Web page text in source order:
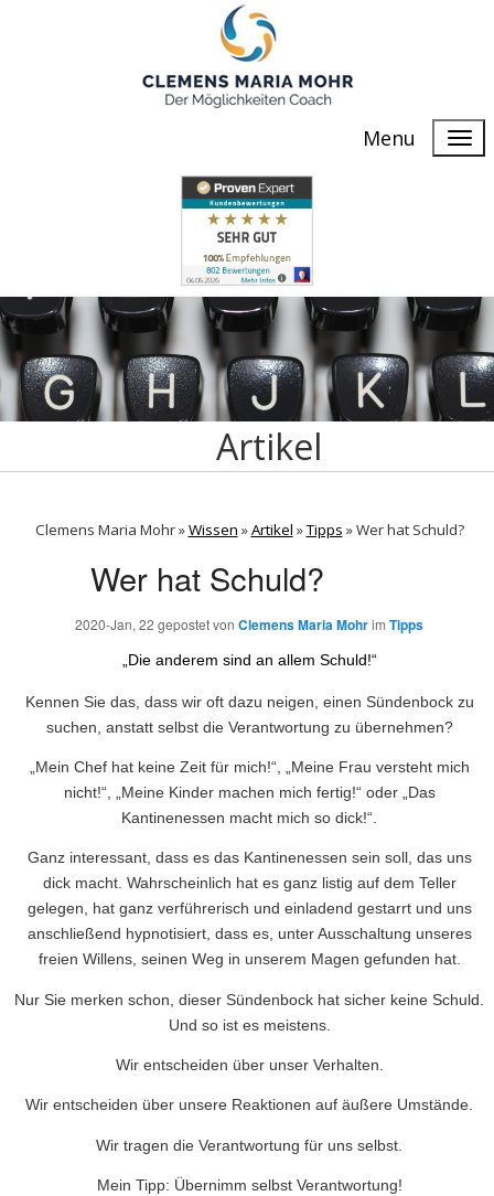
Menu
Artikel
Clemens Maria Mohr »Wissen »Artikel »Tipps »Wer hat Schuld?
Wer hat Schuld?
2020-Jan, 22 gepostet von Clemens Maria Mohrim Tipps
„Die anderem sind an allem Schuld!“
Kennen Sie das, dass wir oft dazu neigen, einen Sündenbock zu
suchen, anstatt selbst die Verantwortung zu übernehmen?
„Mein Chef hat keine Zeit für mich!“, „Meine Frau versteht mich
nicht!“, „Meine Kinder machen mich fertig!“ oder „Das
Kantinenessen macht mich so dick!“.
Ganz interessant, dass es das Kantinenessen sein soll, das uns
dick macht. Wahrscheinlich hat es ganz listig auf dem Teller
gelegen, hat ganz verführerisch und einladend gestarrt und uns
anschließend hypnotisiert, dass es, unter Ausschaltung unseres
freien Willens, seinen Weg in unserem Magen gefunden hat.
Nur Sie merken schon, dieser Sündenbock hat sicher keine Schuld.
Und so ist es meistens.
Wir entscheiden über unser Verhalten.
Wir entscheiden über unsere Reaktionen auf äußere Umstände.
Wir tragen die Verantwortung für uns selbst.
Mein Tipp: Übernimm selbst Verantwortung!